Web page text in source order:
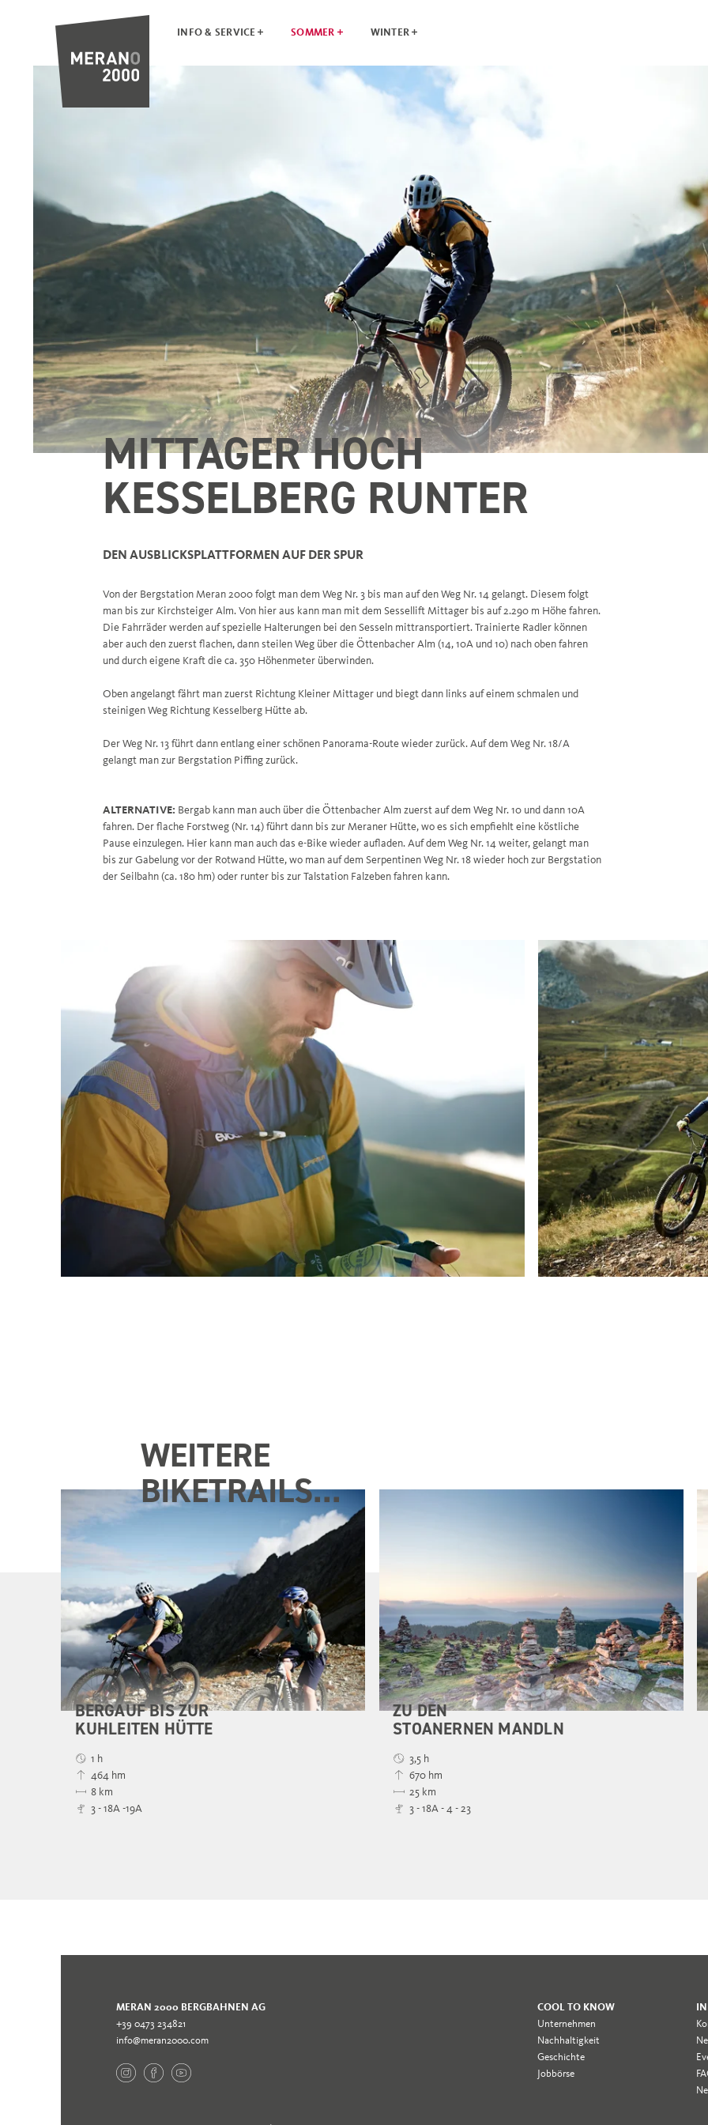
INFO & SERVICE SOMMER WINTER
MITTAGER HOCH
KESSELBERG RUNTER
DEN AUSBLICKSPLATTFORMEN AUF DER SPUR
Von der Bergstation Meran 2000 folgt man dem Weg Nr. 3 bis man auf den Weg Nr. 14 gelangt. Diesem folgt
man bis zur Kirchsteiger Alm. Von hier aus kann man mit dem Sessellift Mittager bis auf 2.290 m Höhe fahren.
Die Fahrräder werden auf spezielle Halterungen bei den Sesseln mittransportiert. Trainierte Radler können
aber auch den zuerst flachen, dann steilen Weg über die Öttenbacher Alm (14, 10A und 10) nach oben fahren
und durch eigene Kraft die ca. 350 Höhenmeter überwinden.
Oben angelangt fährt man zuerst Richtung Kleiner Mittager und biegt dann links auf einem schmalen und
steinigen Weg Richtung Kesselberg Hütte ab.
Der Weg Nr. 13 führt dann entlang einer schönen Panorama-Route wieder zurück. Auf dem Weg Nr. 18/A
gelangt man zur Bergstation Piffing zurück.
ALTERNATIVE: Bergab kann man auch über die Öttenbacher Alm zuerst auf dem Weg Nr. 10 und dann 10A
fahren. Der flache Forstweg (Nr. 14) führt dann bis zur Meraner Hütte, wo es sich empfiehlt eine köstliche
Pause einzulegen. Hier kann man auch das e-Bike wieder aufladen. Auf dem Weg Nr. 14 weiter, gelangt man
bis zur Gabelung vor der Rotwand Hütte, wo man auf dem Serpentinen Weg Nr. 18 wieder hoch zur Bergstation
der Seilbahn (ca. 180 hm) oder runter bis zur Talstation Falzeben fahren kann.
WEITERE
BIKETRAILS...
BERGAUF BIS ZUR
KUHLEITEN HÜTTE
1 h
464 hm
8 km
3 - 18A -19A
ZU DEN
STOANERNEN MANDLN
3,5 h
670 hm
25 km
3 - 18A - 4 - 23
MERAN 2000 BERGBAHNEN AG
+39 0473 234821
info@meran2000.com
COOL TO KNOW
Unternehmen
Nachhaltigkeit
Geschichte
Jobbörse